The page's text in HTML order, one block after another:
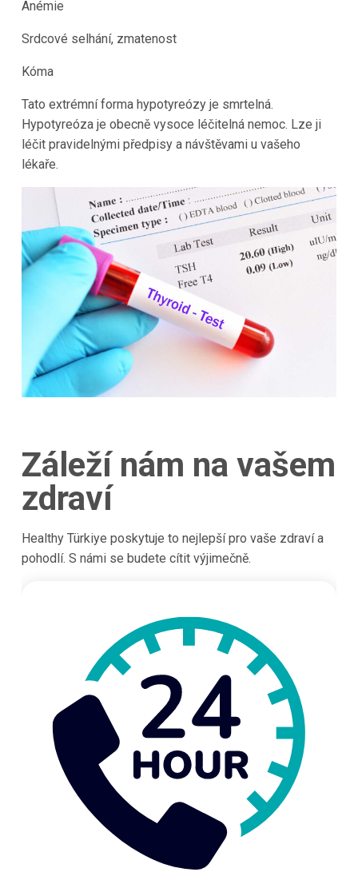
Anémie
Srdcové selhání, zmatenost
Kóma
Tato extrémní forma hypotyreózy je smrtelná.
Hypotyreóza je obecně vysoce léčitelná nemoc. Lze ji
léčit pravidelnými předpisy a návštěvami u vašeho
lékaře.
Záleží nám na vašem
zdraví
Healthy Türkiye poskytuje to nejlepší pro vaše zdraví a
pohodlí. S námi se budete cítit výjimečně.